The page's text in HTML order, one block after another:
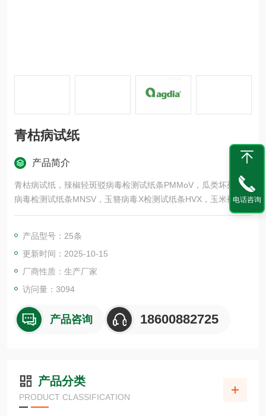
青枯病试纸
产品简介
青枯病试纸，辣椒轻斑驳病毒检测试纸条PMMoV，瓜类坏死斑点
病毒检测试纸条MNSV，玉簪病毒X检测试纸条HVX，玉米褪绿斑
驳病毒检测试纸条MCMV，玉米矮花叶病毒检测试纸条MDMV，
纸条CGMMV，西瓜果斑病检测试纸条Aac，番茄溃疡病菌检测试
纸条cmm，烟草花叶病毒检测试纸条TMV，马铃薯Y病毒检测试
纸条PVY
产品型号：25条
更新时间：2025-10-15
厂商性质：生产厂家
访问量：3094
产品咨询 18600882725
产品分类
PRODUCT CLASSIFICATION
电话咨询